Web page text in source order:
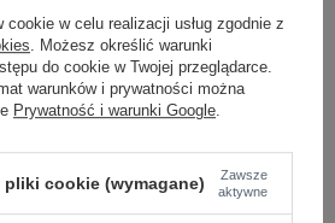
SIĘ I ZOBACZ CENĘ
pomożemy.
w 30°C
w celu realizacji usług zgodnie z
. Możesz określić warunki
do cookie w Twojej przeglądarce.
warunków i prywatności można
Prywatność i warunki Google.
cookie (wymagane)
Zawsze
aktywne